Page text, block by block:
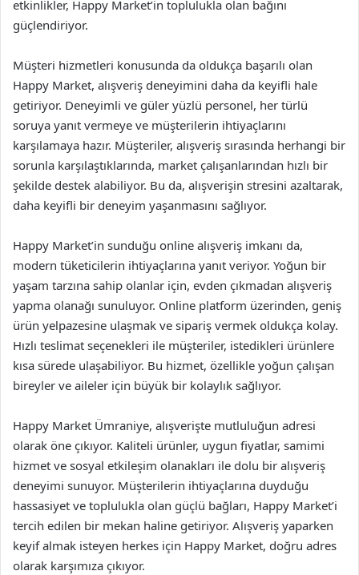
etkinlikler, Happy Market’in toplulukla olan bağını
güçlendiriyor.
Müşteri hizmetleri konusunda da oldukça başarılı olan
Happy Market, alışveriş deneyimini daha da keyifli hale
getiriyor. Deneyimli ve güler yüzlü personel, her türlü
soruya yanıt vermeye ve müşterilerin ihtiyaçlarını
karşılamaya hazır. Müşteriler, alışveriş sırasında herhangi bir
sorunla karşılaştıklarında, market çalışanlarından hızlı bir
şekilde destek alabiliyor. Bu da, alışverişin stresini azaltarak,
daha keyifli bir deneyim yaşanmasını sağlıyor.
Happy Market’in sunduğu online alışveriş imkanı da,
modern tüketicilerin ihtiyaçlarına yanıt veriyor. Yoğun bir
yaşam tarzına sahip olanlar için, evden çıkmadan alışveriş
yapma olanağı sunuluyor. Online platform üzerinden, geniş
ürün yelpazesine ulaşmak ve sipariş vermek oldukça kolay.
Hızlı teslimat seçenekleri ile müşteriler, istedikleri ürünlere
kısa sürede ulaşabiliyor. Bu hizmet, özellikle yoğun çalışan
bireyler ve aileler için büyük bir kolaylık sağlıyor.
Happy Market Ümraniye, alışverişte mutluluğun adresi
olarak öne çıkıyor. Kaliteli ürünler, uygun fiyatlar, samimi
hizmet ve sosyal etkileşim olanakları ile dolu bir alışveriş
deneyimi sunuyor. Müşterilerin ihtiyaçlarına duyduğu
hassasiyet ve toplulukla olan güçlü bağları, Happy Market’i
tercih edilen bir mekan haline getiriyor. Alışveriş yaparken
keyif almak isteyen herkes için Happy Market, doğru adres
olarak karşımıza çıkıyor.